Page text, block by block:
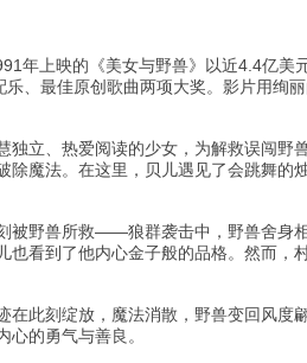
年上映的《美女与野兽》以近4.4亿
、最佳原创歌曲两项大奖。影片用
立、热爱阅读的少女，为解救误闯
魔法。在这里，贝儿遇见了会跳舞
被野兽所救——狼群袭击中，野兽舍身
也看到了他内心金子般的品格。然而
此刻绽放，魔法消散，野兽变回风度
的勇气与善良。